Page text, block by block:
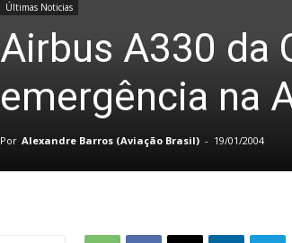
Últimas Noticias
Airbus A330 da
emergência na
Por Alexandre Barros (Aviação Brasil) - 19/01/2004